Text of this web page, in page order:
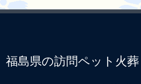
福島県の訪問ペット火葬